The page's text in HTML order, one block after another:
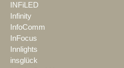
INFiLED
Infinity
InfoComm
InFocus
Innlights
insglück